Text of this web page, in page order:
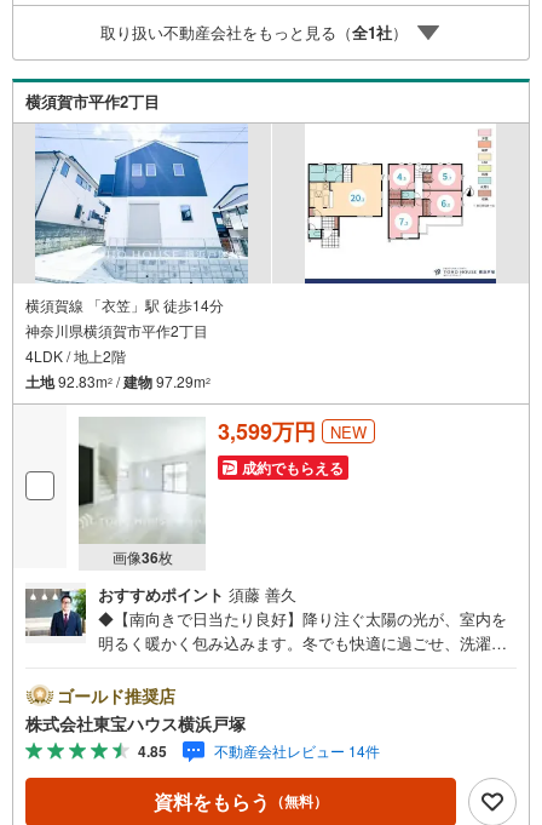
月時点 のものであり、実際の適用金利は融資実行時のもの
となります。金利情勢により表記の返済額と異なる場合が
あります。ーーーーーーーーーーーーーーーーーーーーー
ーーーー
取り扱い不動産会社をもっと見る（全1社）
横須賀市平作2丁目
横須賀線 「衣笠」駅 徒歩14分
神奈川県横須賀市平作2丁目
4LDK / 地上2階
土地92.83m2 /建物97.29m2
画像36枚
3,599万円 NEW
成約でもらえる
おすすめポイント 須藤 善久
◆【南向きで日当たり良好】降り注ぐ太陽の光が、室内を
明るく暖かく包み込みます。冬でも快適に過ごせ、洗濯物
m）の好立地】毎日の通勤や通学、お出かけに程よい距離
です。駅周辺の商業施設も日常使いでき、お買い物も快適
◆【便利なカウンター付き居室】テレワークや趣味の作業
スペースとして大活躍。お子様の学習スペースにも最適＝
＝＝＝＝＝＝＝＝＝＝＝＝＝＝＝【東宝ハウス横浜戸塚】
提携銀行 じぶん銀行利用可 *がん100％保証団信＋全疾病保
ゴールド推奨店
株式会社東宝ハウス横浜戸塚
4.85 不動産会社レビュー 14件
資料をもらう （無料）